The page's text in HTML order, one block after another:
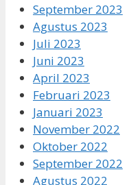
September 2023
Agustus 2023
Juli 2023
Juni 2023
April 2023
Februari 2023
Januari 2023
November 2022
Oktober 2022
September 2022
Agustus 2022